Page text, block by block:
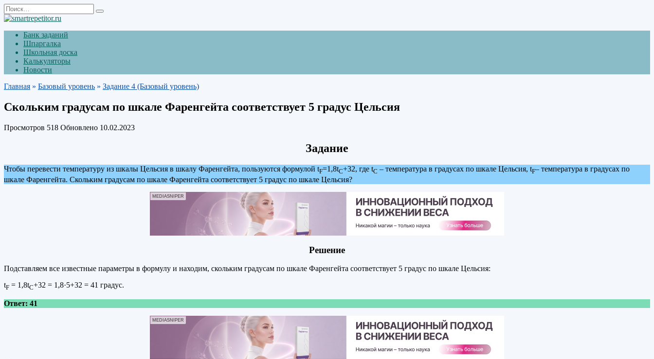
Перейти
к
содержанию
Search
for:
Банк заданий
Шпаргалка
Школьная доска
Калькуляторы
Новости
Главная » Базовый уровень » Задание 4 (Базовый уровень)
Скольким градусам по шкале Фаренгейта соответствует 5 градус Цельсия
Просмотров 518 Обновлено 10.02.2023
Задание
Чтобы перевести температуру из шкалы Цельсия в шкалу Фаренгейта, пользуются формулой tF=1,8tC+32, где tC – температура в градусах по шкале Цельсия, tF– температура в градусах по
шкале Фаренгейта. Скольким градусам по шкале Фаренгейта соответствует 5 градус по шкале Цельсия?
MEDIASNIPER
Решение
Подставляем все известные параметры в формулу и находим, скольким градусам по шкале Фаренгейта соответствует 5 градус по шкале Цельсия:
tF = 1,8tC+32 = 1,8·5+32 = 41 градус.
Ответ: 41
MEDIASNIPER